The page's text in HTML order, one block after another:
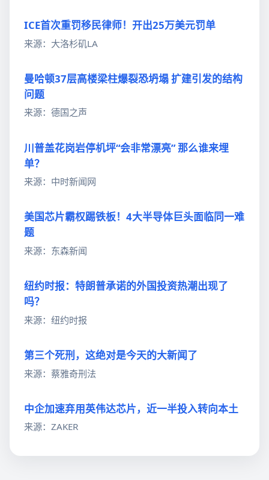
ICE首次重罚移民律师！开出25万美元罚单
来源：大洛杉矶LA
曼哈顿37层高楼梁柱爆裂恐坍塌 扩建引发的结构
问题
来源：德国之声
川普盖花岗岩停机坪“会非常漂亮” 那么谁来埋
单？
来源：中时新闻网
美国芯片霸权踢铁板！4大半导体巨头面临同一难
题
来源：东森新闻
纽约时报：特朗普承诺的外国投资热潮出现了
吗？
来源：纽约时报
第三个死刑，这绝对是今天的大新闻了
来源：蔡雅奇刑法
中企加速弃用英伟达芯片，近一半投入转向本土
来源：ZAKER